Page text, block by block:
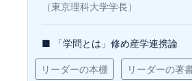
（東京理科大学学長）
■ 「学問とは」修め産学連携論
リーダーの本棚 リーダーの著